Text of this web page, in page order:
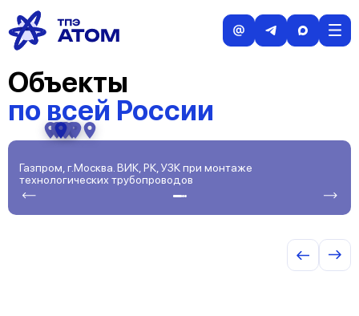
Объекты
Объекты
по всей России
Газпром, г.Москва. ВИК, РК, УЗК при монтаже
технологических трубопроводов